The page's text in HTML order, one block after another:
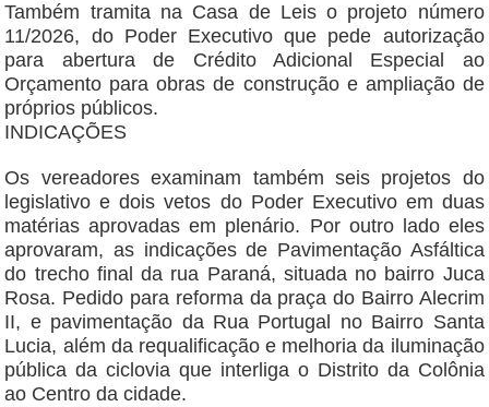
Também tramita na Casa de Leis o projeto número
11/2026, do Poder Executivo que pede autorização
para abertura de Crédito Adicional Especial ao
Orçamento para obras de construção e ampliação de
próprios públicos.
INDICAÇÕES
Os vereadores examinam também seis projetos do
legislativo e dois vetos do Poder Executivo em duas
matérias aprovadas em plenário. Por outro lado eles
aprovaram, as indicações de Pavimentação Asfáltica
do trecho final da rua Paraná, situada no bairro Juca
Rosa. Pedido para reforma da praça do Bairro Alecrim
II, e pavimentação da Rua Portugal no Bairro Santa
Lucia, além da requalificação e melhoria da iluminação
pública da ciclovia que interliga o Distrito da Colônia
ao Centro da cidade.